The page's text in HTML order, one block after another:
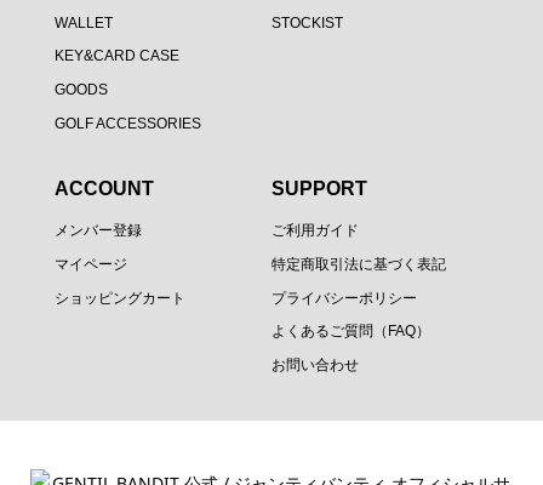
WALLET
KEY&CARD CASE
GOODS
GOLF ACCESSORIES
STOCKIST
ACCOUNT
メンバー登録
マイページ
ショッピングカート
SUPPORT
ご利用ガイド
特定商取引法に基づく表記
プライバシーポリシー
よくあるご質問（FAQ）
お問い合わせ